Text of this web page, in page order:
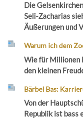
Die
Seli-Zacharias
Äußerungen und
Warum ich dem
Wie für Millionen
den kleinen
Bärbel Bas:
Von der
Republik ist bass